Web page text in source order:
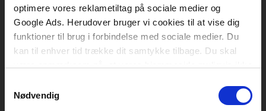
optimere vores reklametiltag på sociale medier og
Google Ads. Herudover bruger vi cookies til at vise dig
funktioner til brug i forbindelse med sociale medier. Du
kan til enhver tid trække dit samtykke tilbage. Du skal
tilbagetrækker et samtykke.
Nødvendig
1120 København K
CVR 76351910
Kontakt kundeservice